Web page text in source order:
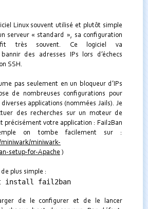
Linux souvent utilisé et plutôt simple
serveur « standard », sa configuration
très souvent. Ce logiciel va
des adresses IPs lors d’échecs
SSH.
pas seulement en un bloqueur d’IPs
de nombreuses configurations pour
applications (nommées Jails). Je
des recherches sur un moteur de
précisément votre application : Fail2Ban
on tombe facilement sur :
miniwark-
setup-for-Apache )
plus simple :
install fail2ban
de le configurer et de le lancer